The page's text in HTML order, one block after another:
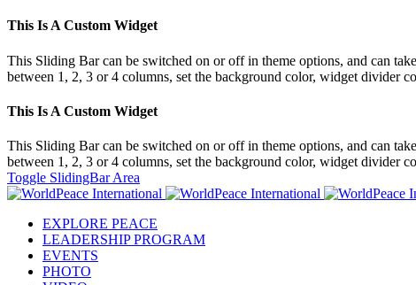
This Is A Custom Widget
This Sliding Bar can be switched on or off in theme options, and can
between 1, 2, 3 or 4 columns, set the background color, widget divider
This Is A Custom Widget
This Sliding Bar can be switched on or off in theme options, and can
between 1, 2, 3 or 4 columns, set the background color, widget divider
Toggle SlidingBar Area
EXPLORE PEACE
LEADERSHIP PROGRAM
EVENTS
PHOTO